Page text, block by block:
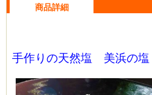
商品詳細
手作りの天然塩 美浜の塩